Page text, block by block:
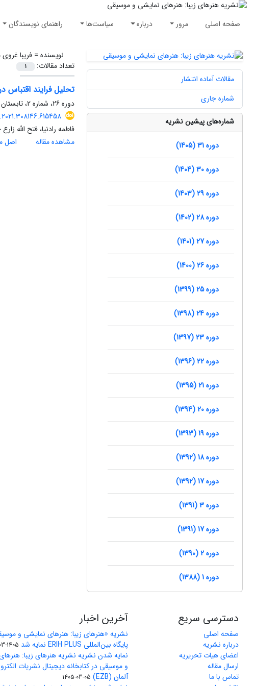
صفحه اصلی مرور درباره سیاست‌ها راهنمای نویسندگان
نویسنده =فریبا
تعداد مقالات:
1
تحلیل فرایند
دوره 26، شماره 2، تابستان 1400، صفحه
فاطمه رادنیا، فتح الله
مشاهده مقاله
اصل
مقالات آماده انتشار
شماره جاری
شماره‌های پیشین نشریه
دوره 31 (1405)
دوره 30 (1404)
دوره 29 (1403)
دوره 28 (1402)
دوره 27 (1401)
دوره 26 (1400)
دوره 25 (1399)
دوره 24 (1398)
دوره 23 (1397)
دوره 22 (1396)
دوره 21 (1395)
دوره 20 (1394)
دوره 19 (1393)
دوره 18 (1392)
دوره 17 (1392)
دوره 3 (1391)
دوره 17 (1391)
دوره 2 (1390)
دوره 1 (1388)
دسترسی سریع
صفحه اصلی
درباره نشریه
اعضای هیات تحریریه
ارسال مقاله
تماس با ما
آخرین اخبار
نشریه «هنرهای زیبا: هنرهای نمایشی و
پایگاه بین‌المللی ERIH PLUS نمایه شد
1405-03-18
نمایه شدن نشریه نشریه هنرهای زیبا:
و موسیقی در کتابخانه دیجیتال نشریات
آلمان (EZB)
1405-03-05